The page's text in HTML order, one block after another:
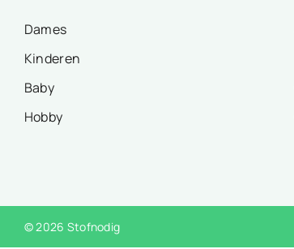
Dames
Kinderen
Baby
Hobby
© 2026 Stofnodig